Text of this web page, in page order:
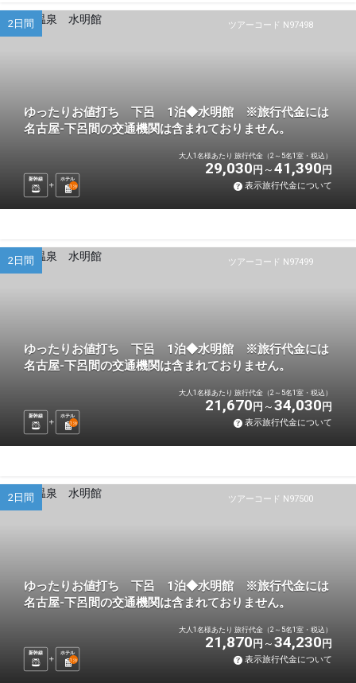
ツアーコード N97498
2日間
ゆったりお値打ち 下呂 1泊◆水明館 ※旅行代金には
名古屋-下呂間の交通機関は含まれておりません。
新幹線
ホテル
1 泊
大人1名様あたり 旅行代金（2～5名1室・税込）
29,030 円 41,390 円
表示旅行代金について
ツアーコード N97499
2日間
ゆったりお値打ち 下呂 1泊◆水明館 ※旅行代金には
名古屋-下呂間の交通機関は含まれておりません。
新幹線
ホテル
1 泊
大人1名様あたり 旅行代金（2～5名1室・税込）
21,670 円 34,030 円
表示旅行代金について
ツアーコード N97500
2日間
ゆったりお値打ち 下呂 1泊◆水明館 ※旅行代金には
名古屋-下呂間の交通機関は含まれておりません。
新幹線
ホテル
1 泊
大人1名様あたり 旅行代金（2～5名1室・税込）
21,870 円 34,230 円
表示旅行代金について